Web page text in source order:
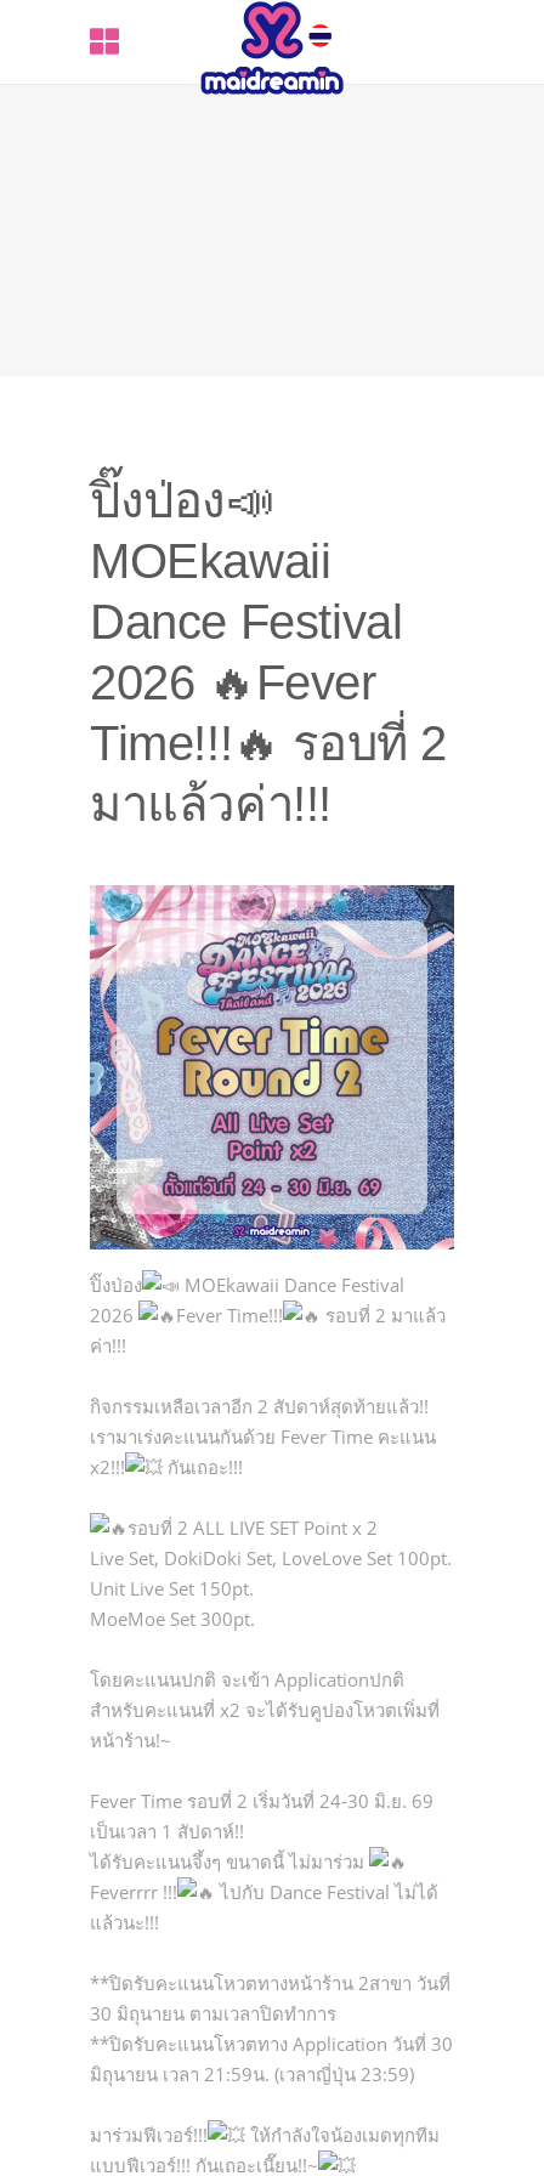
ปิ๊งป่อง📣
MOEkawaii
Dance Festival
2026 🔥Fever
Time!!!🔥 รอบที่ 2
มาแล้วค่า!!!
ปิ๊งป่อง
MOEkawaii Dance Festival
2026
Fever Time!!!
รอบที่ 2 มาแล้ว
ค่า!!!
กิจกรรมเหลือเวลาอีก 2 สัปดาห์สุดท้ายแล้ว!!
เรามาเร่งคะแนนกันด้วย Fever Time คะแนน
x2!!!
กันเถอะ!!!
รอบที่ 2 ALL LIVE SET Point x 2
Live Set, DokiDoki Set, LoveLove Set 100pt.
Unit Live Set 150pt.
MoeMoe Set 300pt.
โดยคะแนนปกติ จะเข้า Applicationปกติ
สำหรับคะแนนที่ x2 จะได้รับคูปองโหวตเพิ่มที่
หน้าร้าน!~
Fever Time รอบที่ 2 เริ่มวันที่ 24-30 มิ.ย. 69
เป็นเวลา 1 สัปดาห์!!
ได้รับคะแนนจึ้งๆ ขนาดนี้ ไม่มาร่วม
Feverrrr !!!
ไปกับ Dance Festival ไม่ได้
แล้วนะ!!!
**ปิดรับคะแนนโหวตทางหน้าร้าน 2สาขา วันที่
30 มิถุนายน ตามเวลาปิดทำการ
**ปิดรับคะแนนโหวตทาง Application วันที่ 30
มิถุนายน เวลา 21:59น. (เวลาญี่ปุ่น 23:59)
มาร่วมฟีเวอร์!!!
ให้กำลังใจน้องเมดทุกทีม
แบบฟีเวอร์!!! กันเถอะเนี๊ยน!!~